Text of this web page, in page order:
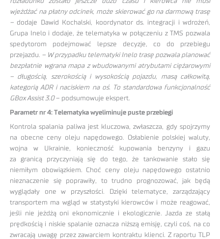
wjeżdżać na płatny odcinek, może skierować go na darmową trasę
– dodaje Dawid Kochalski, koordynator ds. integracji i wdrożeń,
Grupa Inelo i dodaje, że telematyka w połączeniu z TMS pozwala
spedytorom podejmować lepsze decyzje, co do przebiegu
przejazdu. – W przypadku telematyki Inelo trasę pozwala planować
bezpłatnie wgrana mapa z wbudowanymi atrybutami ciężarowymi
– długością, szerokością i wysokością pojazdu, masą całkowitą,
kategorią ADR i naciskiem na oś. To standardowa funkcjonalność
GBox Assist 3.0– podsumowuje ekspert.
Parametr nr 4: Telematyka wyeliminuje puste przebiegi
Kontrola spalania paliwa jest kluczowa, zwłaszcza, gdy spojrzymy
na obecne ceny oleju napędowego. Osłabienie polskiej waluty,
wojna w Ukrainie, konieczność kupowania benzyny i gazu
za granicą przyczyniają się do tego, że tankowanie stało się
niemiłym obowiązkiem. Choć ceny oleju napędowego ostatnio
nieznaczenie się poprawiły, to trudno prognozować, jak będą
wyglądały one w przyszłości. Dzięki telematyce, zarządzający
transportem ma wgląd w statystyki kierowców i może reagować,
jeśli nie jeżdżą oni ekonomicznie i ekologicznie. Jazda ze stałą
prędkością i niskie spalanie oznacza niższą emisję, czyli coś, na co
zwracają uwagę przez zawarciem kontraktu klienci. Z raportu TLP